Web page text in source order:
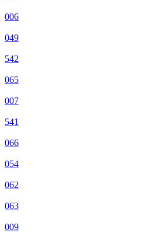
006
049
542
065
007
541
066
054
062
063
009